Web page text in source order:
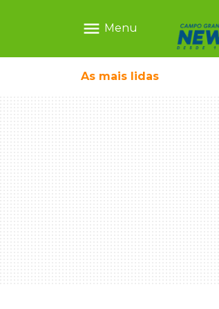
menu Menu
As mais lidas
ganhar dia oficial em MS